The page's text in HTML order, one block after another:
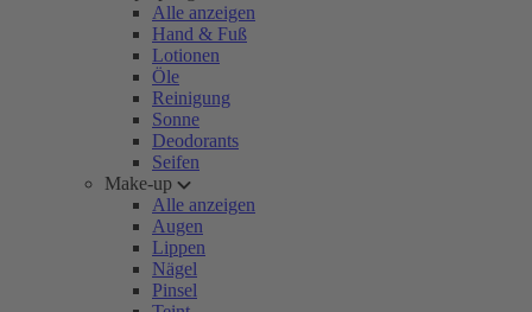
Alle anzeigen
Hand & Fuß
Lotionen
Öle
Reinigung
Sonne
Deodorants
Seifen
Make-up
Alle anzeigen
Augen
Lippen
Nägel
Pinsel